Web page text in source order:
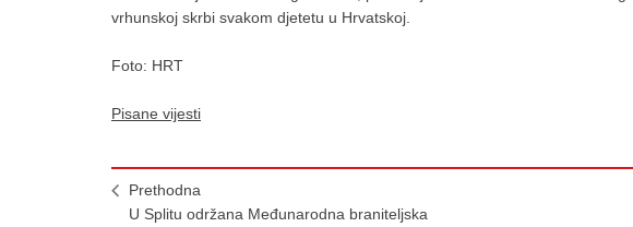
vrhunskoj skrbi svakom djetetu u Hrvatskoj.
Foto: HRT
Pisane vijesti
Prethodna
U Splitu održana Međunarodna braniteljska